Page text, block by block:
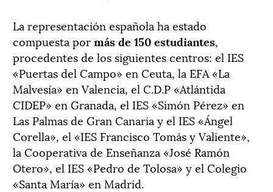
La representación española ha estado
compuesta pormás de 150 estudiantes,
procedentes de los siguientes centros: el IES
«Puertas del Campo» en Ceuta, la EFA «La
Malvesía» en Valencia, el C.D.P «Atlántida
CIDEP» en Granada, el IES «Simón Pérez» en
Las Palmas de Gran Canaria y el IES «Ángel
Corella», el «IES Francisco Tomás y Valiente»,
la Cooperativa de Enseñanza «José Ramón
Otero», el IES «Pedro de Tolosa» y el Colegio
«Santa María» en Madrid.